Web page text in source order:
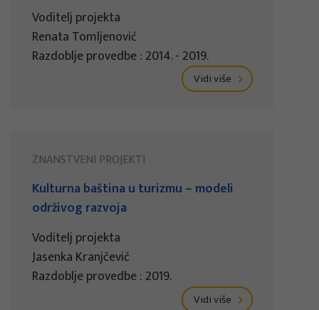
Voditelj projekta
Renata Tomljenović
Razdoblje provedbe : 2014. - 2019.
Vidi više
ZNANSTVENI PROJEKTI
Kulturna baština u turizmu – modeli
održivog razvoja
Voditelj projekta
Jasenka Kranjčević
Razdoblje provedbe : 2019.
Vidi više